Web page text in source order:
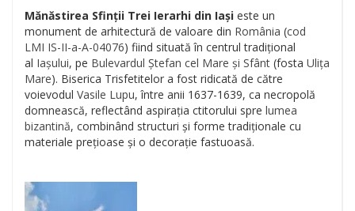
Mănăstirea Sfinții Trei Ierarhi din Iași este un
monument de arhitectură de valoare din România (cod
LMI IS-II-a-A-04076) fiind situată în centrul tradițional
al Iașului, pe Bulevardul Ștefan cel Mare și Sfânt (fosta Ulița
Mare). Biserica Trisfetitelor a fost ridicată de către
voievodul Vasile Lupu, între anii 1637-1639, ca necropolă
domnească, reflectând aspirația ctitorului spre lumea
bizantină, combinând structuri și forme tradiționale cu
materiale prețioase și o decorație fastuoasă.